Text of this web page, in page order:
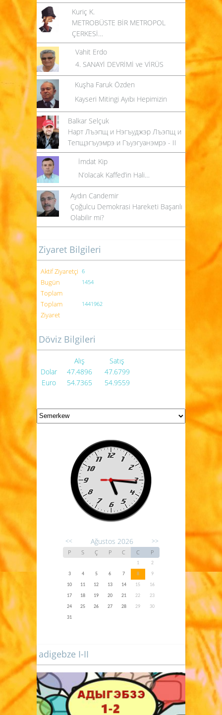
Kuriç K.
METROBÜSTE BİR METROPOL
ÇERKESİ…
Vahit Erdo
4. SANAYİ DEVRİMİ ve VİRÜS
Kuşha Faruk Özden
Kayseri Mitingi Ayıbı Hepimizin
Balkar Selçuk
Нарт Лъэпщ и Нэгъуджэр Лъэпщ и
Тепщэгъуэмрэ и Гъуэгуанэмрэ - II
İmdat Kip
N’olacak Kaffed’in Hali…
Aydın Candemir
Çoğulcu Demokrasi Hareketi Başarılı
Olabilir mi?
Ziyaret Bilgileri
Aktif Ziyaretçi 6
Bugün
Toplam
1454
Toplam
Ziyaret
1441962
Döviz Bilgileri
Alış
Satış
Dolar
47.4896
47.6799
Euro
54.7365 54.9559
<< Ağustos 2026 >>
P S Ç P C C P
1
2
3
4 5 6 7 8
9
10
11 12 13 14 15
16
17
18 19 20 21 22
23
24
25 26 27 28 29
30
31
adigebze I-II